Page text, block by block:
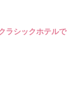
ラシックホテルで